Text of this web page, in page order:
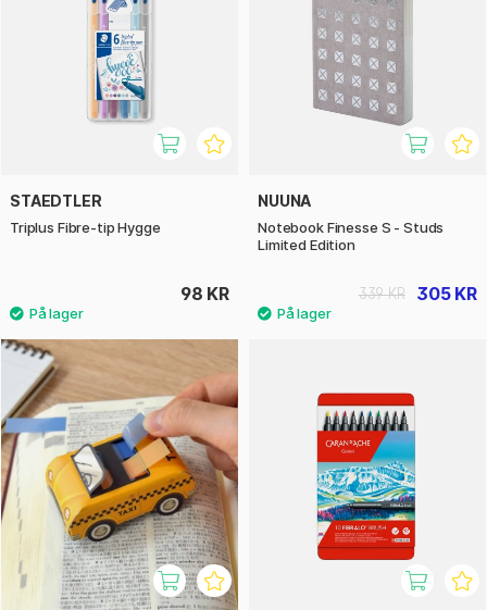
STAEDTLER
Triplus Fibre-tip Hygge
98 KR
NUUNA
Notebook Finesse S - Studs
Limited Edition
305 KR
339 KR